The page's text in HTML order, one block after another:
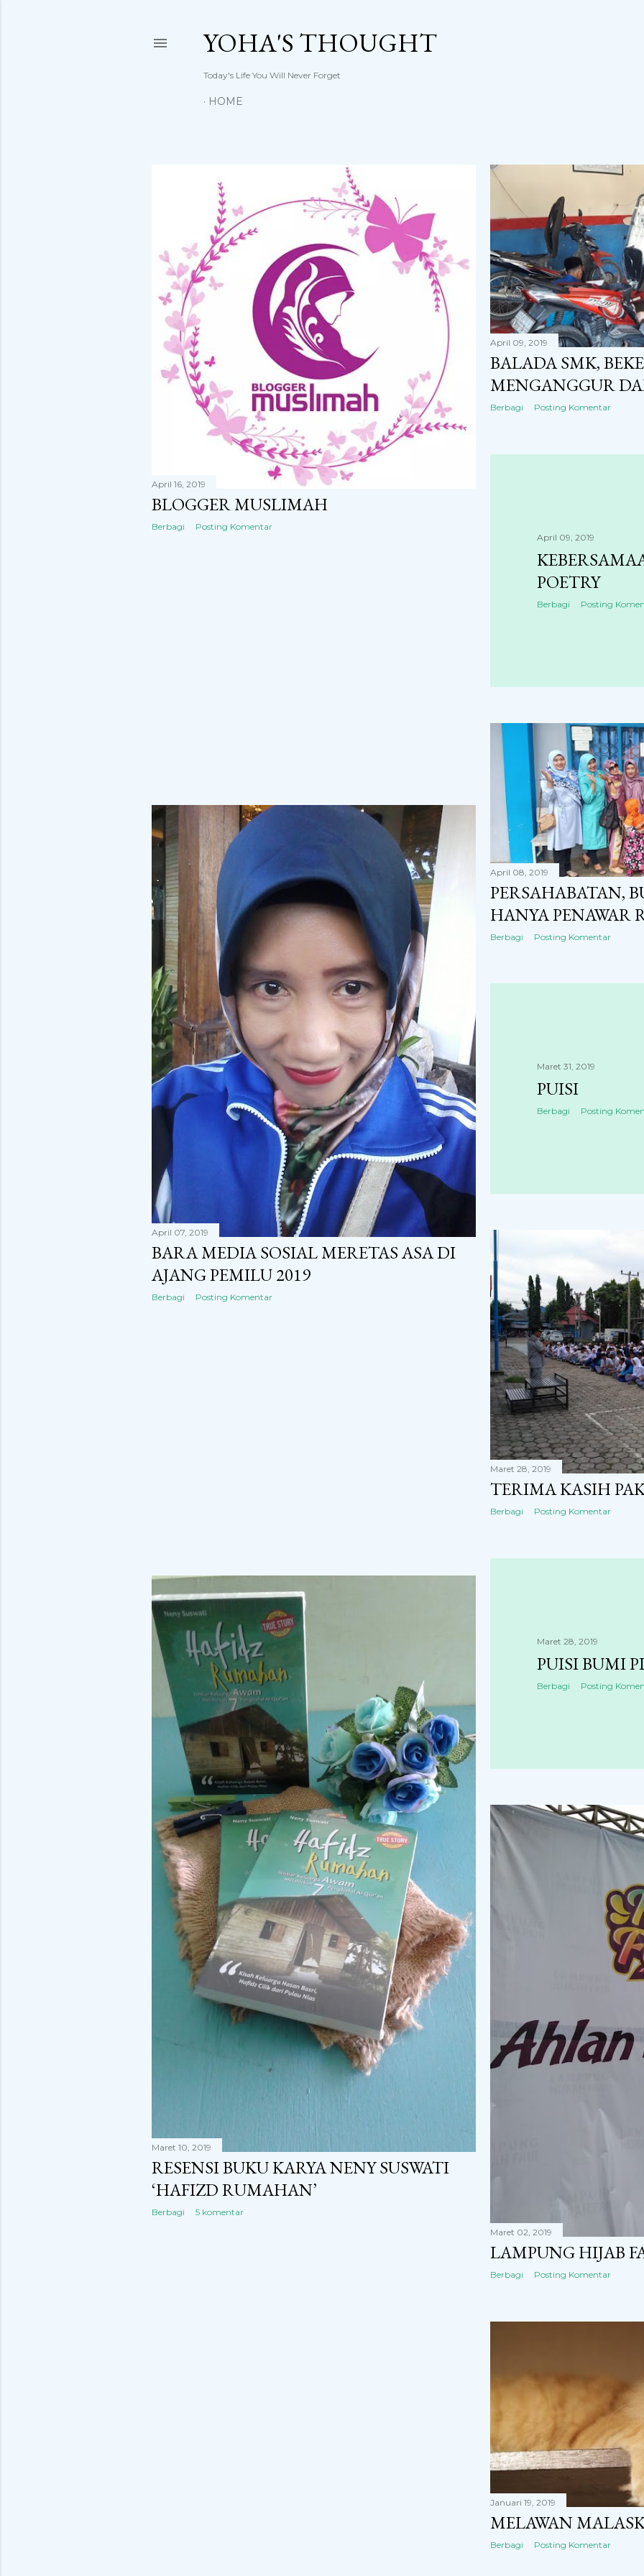
YOHA'S THOUGHT
Today's Life You Will Never Forget
HOME
g
April 16, 2019
BLOGGER MUSLIMAH
Berbagi Posting Komentar
April 09, 2019
BALADA SMK,
MENGANGGUR
Berbagi Posting Komentar
April 09, 2019
POETRY
Berbagi Posting
April 08, 2019
PERSAHABATAN,
HANYA PENAWAR
Berbagi Posting Komentar
April 07, 2019
BARA MEDIA SOSIAL MERETAS ASA DI
AJANG PEMILU 2019
Berbagi Posting Komentar
Maret 31, 2019
PUISI
Berbagi Posting
Maret 28, 2019
TERIMA KASIH
Berbagi Posting Komentar
Maret 28, 2019
PUISI BUMI
Berbagi Posting
Maret 10, 2019
RESENSI BUKU KARYA NENY SUSWATI
‘HAFIZD RUMAHAN’
Berbagi
5 komentar
Maret 02, 2019
LAMPUNG HIJAB
Berbagi Posting Komentar
Januari 19, 2019
MELAWAN
Berbagi Posting Komentar